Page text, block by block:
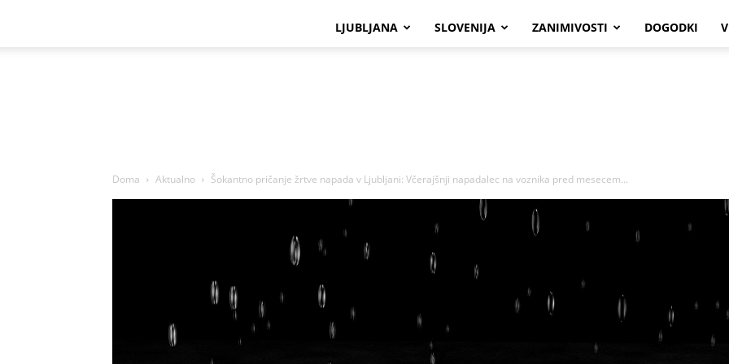
LJUBLJANA SLOVENIJA ZANIMIVOSTI DOGODKI
Doma Aktualno Šokantno pričanje žrtve napada v Ljubljani: Včerajšnji napadalec na voznika pred mesecem...